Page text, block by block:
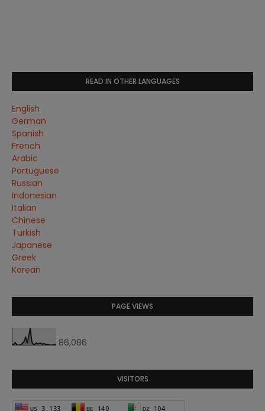
READ IN OTHER LANGUAGES
English
German
Spanish
French
Arabic
Portuguese
Russian
Indonesian
Italian
Chinese
Turkish
Japanese
Greek
Korean
PAGE VIEWS
86,086
VISITORS